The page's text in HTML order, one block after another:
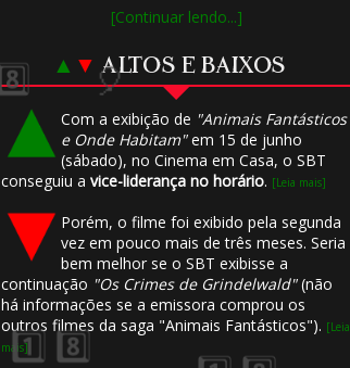
[Continuar lendo...]
▲ ▼ ALTOS E BAIXOS
Com a exibição de "Animais Fantásticos
e Onde Habitam"em 15 de junho
(sábado), no Cinema em Casa, o SBT
conseguiu a vice-liderança no horário. [Leia mais]
Porém, o filme foi exibido pela segunda
vez em pouco mais de três meses. Seria
bem melhor se o SBT exibisse a
continuação "Os Crimes de Grindelwald"(não
há informações se a emissora comprou os
outros filmes da saga "Animais Fantásticos"). [Leia
mais]